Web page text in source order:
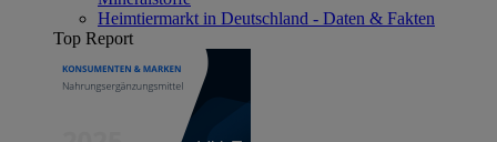
Heimtiermarkt in Deutschland - Daten & Fakten
Top Report